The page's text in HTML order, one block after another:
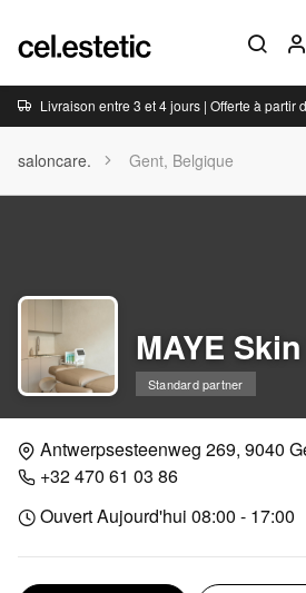
Livraison entre 3 et 4 jours | Offerte à partir
saloncare. Gent, Belgique
MAYE
Standard partner
Antwerpsesteenweg 269, 9040
+32 470 61 03 86
Ouvert Aujourd'hui 08:00 - 17:00